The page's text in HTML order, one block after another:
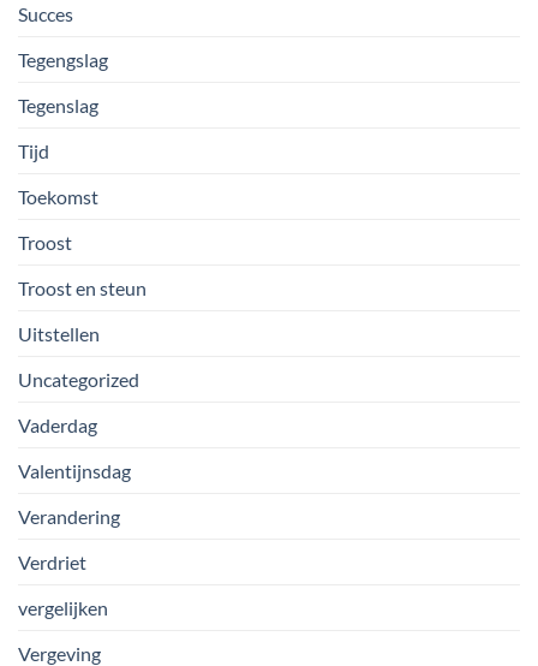
Succes
Tegengslag
Tegenslag
Tijd
Toekomst
Troost
Troost en steun
Uitstellen
Uncategorized
Vaderdag
Valentijnsdag
Verandering
Verdriet
vergelijken
Vergeving